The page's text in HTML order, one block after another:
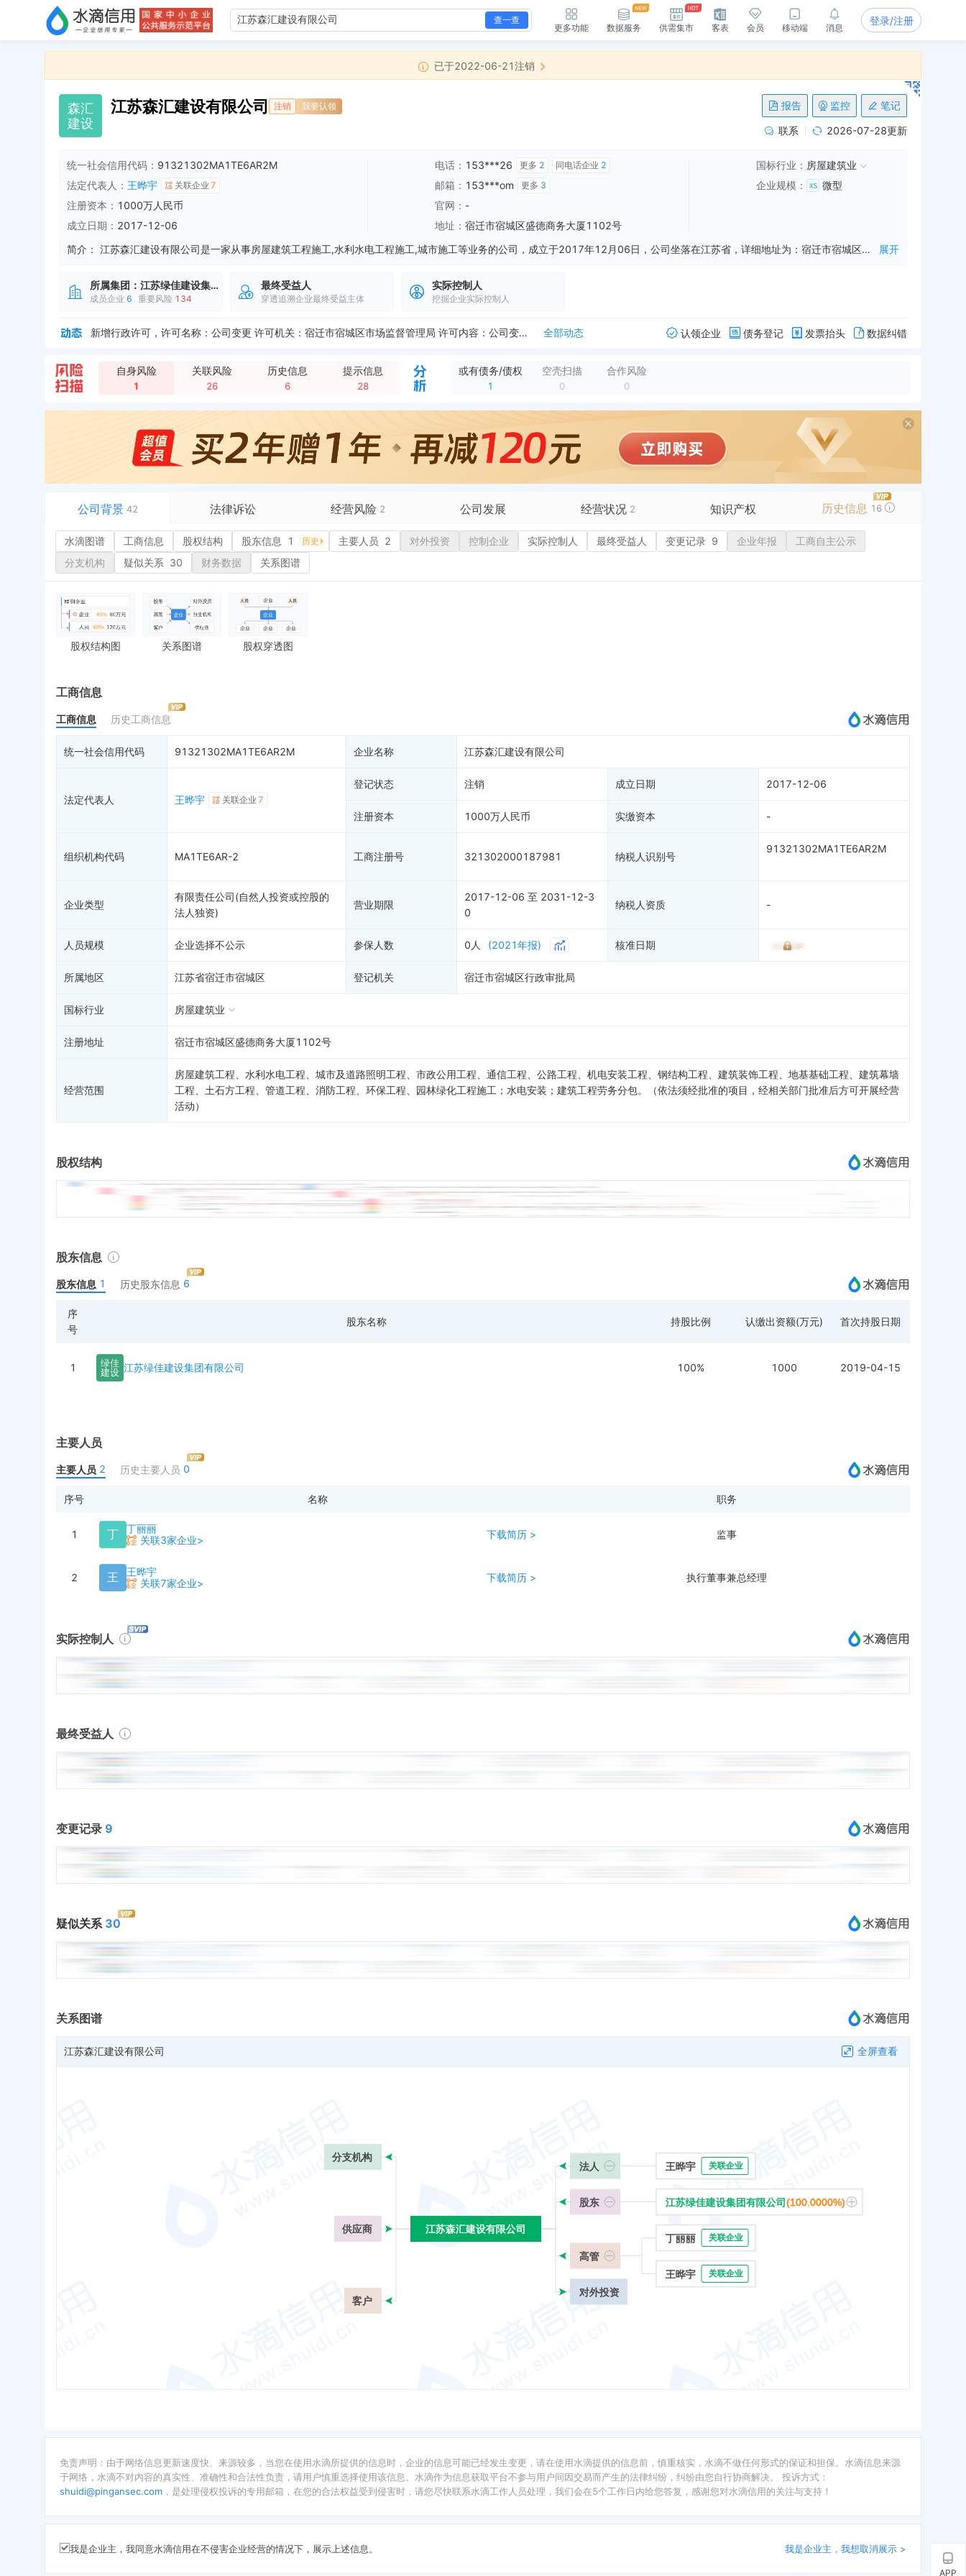
查一查
更多功能 数据服务 供需集市 客表 会员 移动端 消息
登录/注册
已于2022-06-21注销
森汇
建设
江苏森汇建设有限公司 注销 我要认领 报告 监控 笔记
联系 2026-07-28更新
统一社会信用代码： 91321302MA1TE6AR2M
法定代表人： 王晔宇 关联企业 7
注册资本： 1000万人民币
成立日期： 2017-12-06
电话： 153***26 更多 2 同电话企业 2
邮箱： 153***om 更多 3
官网： -
地址： 宿迁市宿城区盛德商务大厦1102号
国标行业： 房屋建筑业
企业规模 ： 微型
简介： 江苏森汇建设有限公司是一家从事房屋建筑工程施工,水利水电工程施工,城市施工等业务的公司，成立于2017年12月06日，公司坐落在江苏省，详细地址为：宿迁市宿城区盛德商务大厦1102号;经国家企业信用信息公示系统查询得知，江苏森汇建设有限公司的信用代码/税号为91321302MA1TE6AR2M，法人是王晔宇，注册资本为1000.000000万人民币，企业的经营范围为:房屋建筑工程、水利水电工程、城市及道路照明工程、市政公用工程、通信工程、公路工程、机电安装工程、钢结构工程、建筑装饰工程、地基基础工程、建筑幕墙工程、土石方工程、管道工程、消防工程、环保工程、园林绿化工程施工；水电安装；建筑工程劳务分包。（依法须经批准的项目，经相关部门批准后方可开展经营活动） 展开
所属集团： 江苏绿佳建设集团有限公司
成员企业 6 重要风险 134
最终受益人
穿透追溯企业最终受益主体
实际控制人
挖掘企业实际控制人
企业地址变更，新增年报地址：宿迁市宿城区盛德商务大厦1102号 全部动态
全部动态
新增注销备案，登记机关：宿迁市宿城区市场监督管理局 清算组备案日期：2020-07-15 清算组成立日期：2020-07-15 注销原因：决议解散
全部动态
认领企业 债务登记 发票抬头 数据纠错
自身风险
1
关联风险
26
历史信息
6
提示信息
28
或有债务/债权
1
空壳扫描
0
合作风险
0
公司背景 42 法律诉讼 经营风险 2 公司发展 经营状况 2 知识产权 历史信息 16
水滴图谱
工商信息
股东信息
历史
主要人员 2
对外投资
控制企业
最终受益人
企业年报
工商自主公示
财务数据
司法案件
立案信息
法院公告
裁判文书
送达公告
被执行人
终本案件
询价评估
司法协助
或有债务债权 1
注销备案
融资历史
招投标
信用评价
进出口信用
地块公示
客户
商标信息
成为vip查看
水滴图谱 工商信息 股权结构 股东信息 1 历史 主要人员 2 对外投资 控制企业 实际控制人 最终受益人 变更记录 9 企业年报
工商自主公示
分支机构
疑似关系 30 财务数据 关系图谱
股权结构图 关系图谱 股权穿透图
工商信息
工商信息 历史工商信息
统一社会信用代码 91321302MA1TE6AR2M 企业名称 江苏森汇建设有限公司
法定代表人 王晔宇 关联企业 7
登记状态 注销 成立日期 2017-12-06
注册资本 1000万人民币 实缴资本 -
组织机构代码 MA1TE6AR-2 工商注册号 321302000187981 纳税人识别号
91321302MA1TE6AR2M
企业类型
有限责任公司(自然人投资或控股的
法人独资)
营业期限
2017-12-06 至 2031-12-3
0
纳税人资质 -
人员规模 企业选择不公示 参保人数 0人 (2021年报) 核准日期
所属地区 江苏省宿迁市宿城区 登记机关 宿迁市宿城区行政审批局
国标行业 房屋建筑业
注册地址 宿迁市宿城区盛德商务大厦1102号
经营范围
房屋建筑工程、水利水电工程、城市及道路照明工程、市政公用工程、通信工程、公路工程、机电安装工程、钢结构工程、建筑装饰工程、地基基础工程、建筑幕墙
工程、土石方工程、管道工程、消防工程、环保工程、园林绿化工程施工；水电安装；建筑工程劳务分包。（依法须经批准的项目，经相关部门批准后方可开展经营
活动）
股权结构
股东信息
股东信息 1 历史股东信息 6
序
号
股东名称 持股比例 认缴出资额(万元) 首次持股日期
1 绿佳
建设 江苏绿佳建设集团有限公司 100% 1000 2019-04-15
主要人员
主要人员 2 历史主要人员 0
序号 名称 职务
1 丁
丁丽丽
关联3家企业>
下载简历 > 监事
2 王
王晔宇
关联7家企业>
下载简历 > 执行董事兼总经理
实际控制人
最终受益人
变更记录 9
疑似关系 30
关系图谱
江苏森汇建设有限公司 全屏查看
江苏森汇建设有限公司
分支机构
供应商
客户
江苏森汇建设有限公司
法人
股东
高管
对外投资
王晔宇 关联企业
江苏绿佳建设集团有限公司(100.0000%)
丁丽丽 关联企业
王晔宇 关联企业
免责声明：由于网络信息更新速度快、来源较多，当您在使用水滴所提供的信息时，企业的信息可能已经发生变更，请在使用水滴提供的信息前，慎重核实，水滴不做任何形式的保证和担保。水滴信息来源
于网络，水滴不对内容的真实性、准确性和合法性负责，请用户慎重选择使用该信息。水滴作为信息获取平台不参与用户间因交易而产生的法律纠纷，纠纷由您自行协商解决。 投诉方式：
shuidi@pingansec.com ，是处理侵权投诉的专用邮箱，在您的合法权益受到侵害时，请您尽快联系水滴工作人员处理，我们会在5个工作日内给您答复，感谢您对水滴信用的关注与支持！
我是企业主，我同意水滴信用在不侵害企业经营的情况下，展示上述信息。 我是企业主，我想取消展示 >
APP